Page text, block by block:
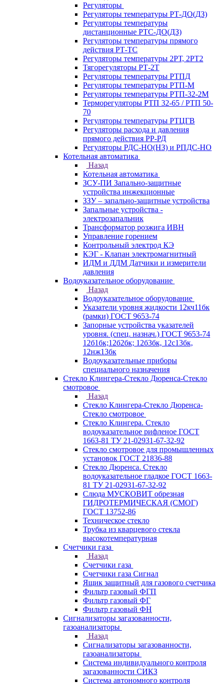
Регуляторы
Регуляторы температуры РТ-ДО(ДЗ)
Регуляторы температуры
дистанционные РТС-ДО(ДЗ)
Регуляторы температуры прямого
действия РТ-ТС
Регуляторы температуры 2РТ, 2РT2
Тягорегуляторы РТ-2Т
Регуляторы температуры РТПД
Регуляторы температуры РТП-M
Регуляторы температуры РТП-32-2М
Терморегуляторы РТП 32-65 / РТП 50-
70
Регуляторы температуры РТЦГВ
Регуляторы расхода и давления
прямого действия РР-РД
Регуляторы РДС-НО(НЗ) и РПДС-НО
Котельная автоматика
Назад
Котельная автоматика
ЗСУ-ПИ Запально-защитные
устройства инжекционные
ЗЗУ – запально-защитные устройства
Запальные устройства -
электрозапальник
Трансформатор розжига ИВН
Управление горением
Контрольный электрод КЭ
КЭГ - Клапан электромагнитный
ИДМ и ДДМ Датчики и измерители
давления
Водоуказательное оборудование
Назад
Водоуказательное оборудование
Указатели уровня жидкости 12кч11бк
(рамки) ГОСТ 9653-74
Запорные устройства указателей
уровня. (спец. назнач.) ГОСТ 9653-74
12б1бк;12б2бк; 12б3бк, 12с13бк,
12нж13бк
Водоуказательные приборы
специального назначения
Стекло Клингера-Стекло Дюренса-Стекло
смотровое
Назад
Стекло Клингера-Стекло Дюренса-
Стекло смотровое
Стекло Клингера. Стекло
водоуказательное рифленое ГОСТ
1663-81 ТУ 21-02931-67-32-92
Стекло смотровое для промышленных
установок ГОСТ 21836-88
Стекло Дюренса. Стекло
водоуказательное гладкое ГОСТ 1663-
81 ТУ 21-02931-67-32-92
Слюда МУСКОВИТ обрезная
ГИДРОТЕРМИЧЕСКАЯ (СМОГ)
ГОСТ 13752-86
Техническое стекло
Трубка из кварцевого стекла
высокотемпературная
Счетчики газа
Назад
Счетчики газа
Счетчики газа Сигнал
Ящик защитный для газового счетчика
Фильтр газовый ФГП
Фильтр газовый ФГ
Фильтр газовый ФН
Сигнализаторы загазованности,
газоанализаторы
Назад
Сигнализаторы загазованности,
газоанализаторы
Система индивидуального контроля
загазованности СИКЗ
Система автономного контроля